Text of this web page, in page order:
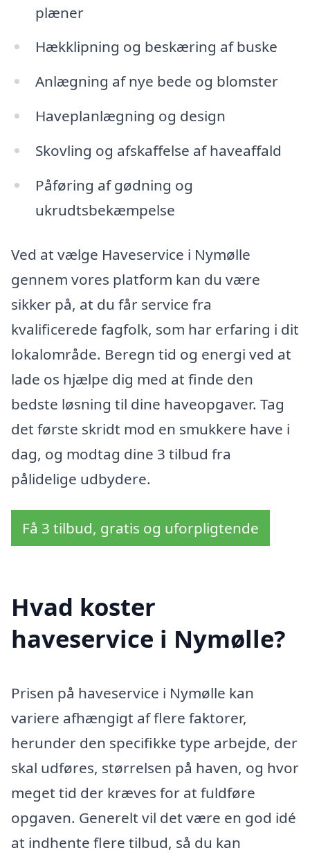
plæner
Hækklipning og beskæring af buske
Anlægning af nye bede og blomster
Haveplanlægning og design
Skovling og afskaffelse af haveaffald
Påføring af gødning og
ukrudtsbekæmpelse
Ved at vælge Haveservice i Nymølle
gennem vores platform kan du være
sikker på, at du får service fra
kvalificerede fagfolk, som har erfaring i dit
lokalområde. Beregn tid og energi ved at
lade os hjælpe dig med at finde den
bedste løsning til dine haveopgaver. Tag
det første skridt mod en smukkere have i
dag, og modtag dine 3 tilbud fra
pålidelige udbydere.
Få 3 tilbud, gratis og uforpligtende
Hvad koster
haveservice i Nymølle?
Prisen på haveservice i Nymølle kan
variere afhængigt af flere faktorer,
herunder den specifikke type arbejde, der
skal udføres, størrelsen på haven, og hvor
meget tid der kræves for at fuldføre
opgaven. Generelt vil det være en god idé
at indhente flere tilbud, så du kan